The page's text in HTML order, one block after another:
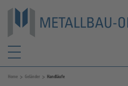
Home > Geländer > Handläufe